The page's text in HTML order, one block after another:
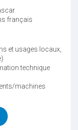
français
et usages locaux,
technique
machines